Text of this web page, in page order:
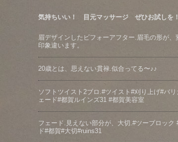
気持ちいい！ 目元マッサージ ぜひお試しを！
眉デザインしたビフォーアフター️.眉毛の形が、
印象違います。
20歳とは、思えない貫禄️.似合ってる〜♪♪
ソフトツイスト️2ブロ.#ツイスト#刈り上げ#バ
ェード#都賀ルインズ31 #都賀美容室
フェード️.見えない部分が、大切️.#ツーブロック
ド#都賀#大切#ruins31